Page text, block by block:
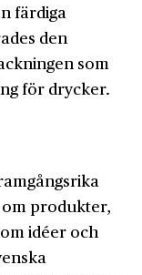
färdiga
den
som
för drycker.
produkter,
idéer och